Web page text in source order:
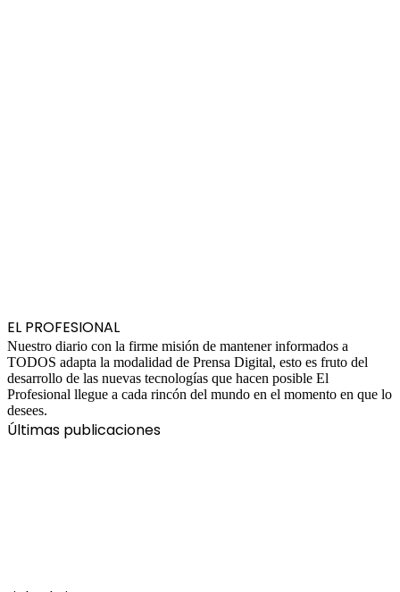
EL PROFESIONAL
Nuestro diario con la firme misión de mantener informados a
TODOS adapta la modalidad de Prensa Digital, esto es fruto del
desarrollo de las nuevas tecnologías que hacen posible El
Profesional llegue a cada rincón del mundo en el momento en que lo
desees.
Últimas publicaciones